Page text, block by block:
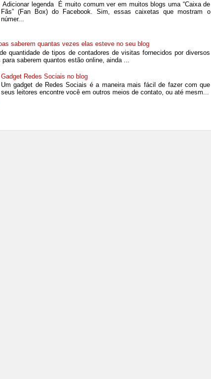
Adicionar legenda É muito comum ver em muitos blogs uma “Caixa de
Fãs” (Fan Box) do Facebook. Sim, essas caixetas que mostram o
númer...
saberem quantas vezes elas esteve no seu blog
quantidade de tipos de contadores de visitas fornecidos por diversos
saberem quantos estão online, ainda ...
Gadget Redes Sociais no blog
Um gadget de Redes Sociais é a maneira mais fácil de fazer com que
seus leitores encontre você em outros meios de contato, ou até mesm...